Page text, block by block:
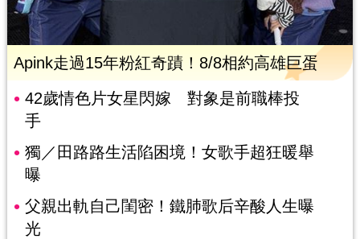
Apink走過15年粉紅奇蹟！8/8相約高雄巨蛋
42歲情色片女星閃嫁 對象是前職棒投
手
獨／田路路生活陷困境！女歌手超狂暖舉
曝
父親出軌自己閨密！鐵肺歌后辛酸人生曝
光